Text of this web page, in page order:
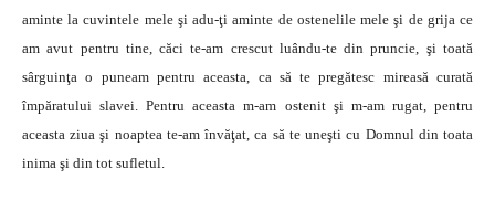
aminte la cuvintele mele şi adu-ţi aminte de ostenelile mele şi de grija ce
am avut pentru tine, căci te-am crescut luându-te din pruncie, şi toată
sârguinţa o puneam pentru aceasta, ca să te pregătesc mireasă curată
împăratului slavei. Pentru aceasta m-am ostenit şi m-am rugat, pentru
aceasta ziua şi noaptea te-am învăţat, ca să te uneşti cu Domnul din toata
inima şi din tot sufletul.